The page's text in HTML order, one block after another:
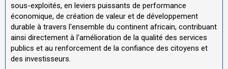
sous-exploités, en leviers puissants de performance
économique, de création de valeur et de développement
durable à travers l'ensemble du continent africain, contribuant
ainsi directement à l'amélioration de la qualité des services
publics et au renforcement de la confiance des citoyens et
des investisseurs.